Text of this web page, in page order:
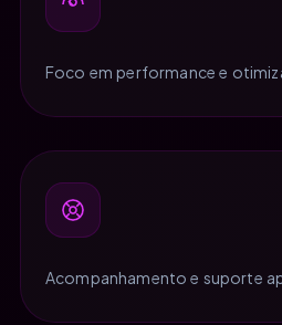
Foco em performance e
Acompanhamento e suporte